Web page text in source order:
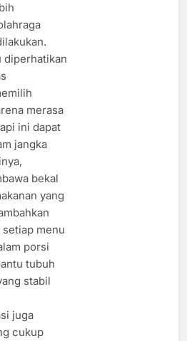
diperhatikan
merasa
ini dapat
jangka
bekal
yang
setiap menu
porsi
tubuh
stabil
juga
cukup